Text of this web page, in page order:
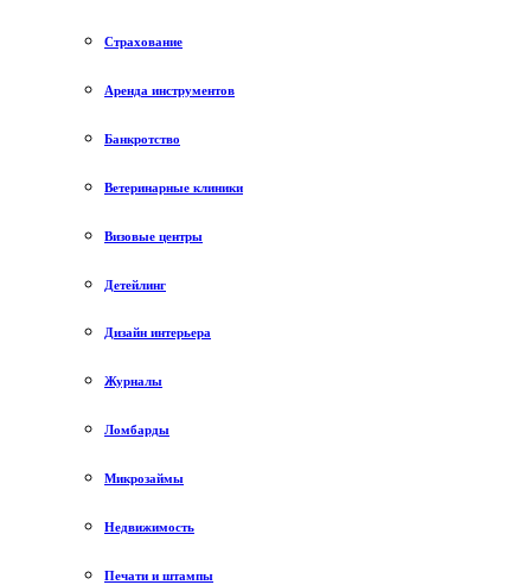
Страхование
Аренда инструментов
Банкротство
Ветеринарные клиники
Визовые центры
Детейлинг
Дизайн интерьера
Журналы
Ломбарды
Микрозаймы
Недвижимость
Печати и штампы